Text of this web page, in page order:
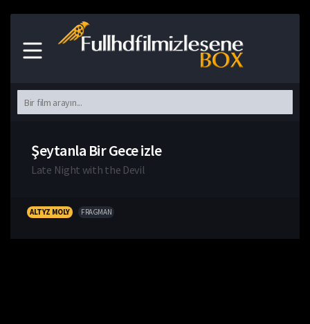
Şeytanla Bir Gece izle
Late Night with the Devil
ALTYZ MOLY FRAGMAN